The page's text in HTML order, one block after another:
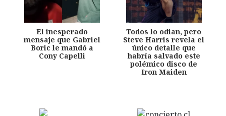
El inesperado
mensaje que Gabriel
Boric le mandó a
Cony Capelli
Todos lo odian, pero
Steve Harris revela el
único detalle que
habría salvado este
polémico disco de
Iron Maiden